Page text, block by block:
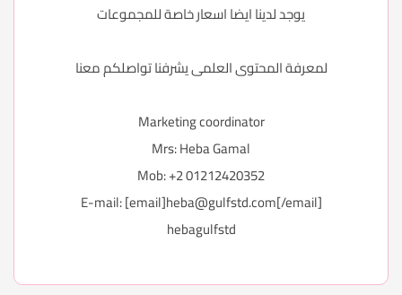
يوجد لدينا ايضا اسعار خاصة للمجموعات
لمعرفة المحتوى العلمى يشرفنا تواصلكم معنا
Marketing coordinator
Mrs: Heba Gamal
Mob: +2 01212420352
E-mail: [email]heba@gulfstd.com[/email]
hebagulfstd